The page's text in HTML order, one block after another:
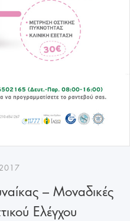
– Μοναδικές
Ελέγχου